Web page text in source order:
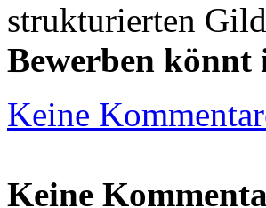
strukturierten
Bewerben
Keine
Keine